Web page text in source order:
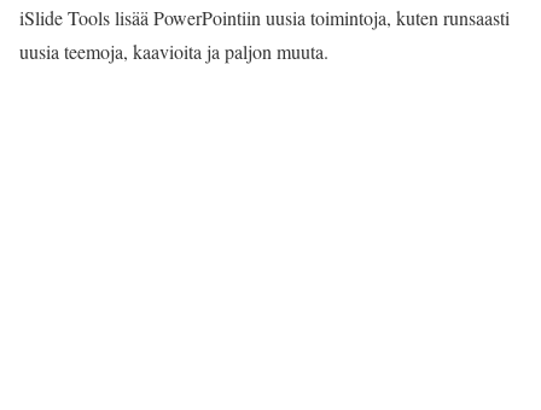
iSlide Tools lisää PowerPointiin uusia toimintoja, kuten runsaasti
uusia teemoja, kaavioita ja paljon muuta.